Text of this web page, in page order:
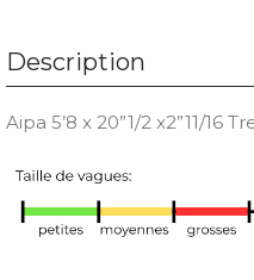
Description
Aipa 5’8 x 20”1/2 x2”11/16